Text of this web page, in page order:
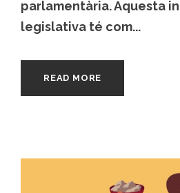
parlamentària. Aquesta
legislativa té com...
READ MORE